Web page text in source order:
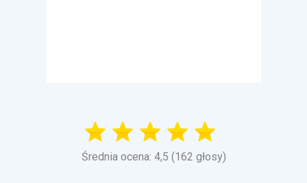
Średnia ocena: 4,5 (162 głosy)